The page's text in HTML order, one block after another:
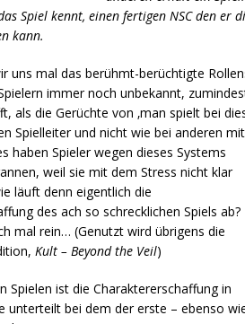
Spiel kennt, einen fertigen NSC den er
kann.
uns mal das berühmt-berüchtigte
immer noch unbekannt,
als die Gerüchte von ‚man spielt bei
Spielleiter und nicht wie bei anderen mit
haben Spieler wegen dieses Systems
weil sie mit dem Stress nicht klar
läuft denn eigentlich die
des ach so schrecklichen Spiels ab?
mal rein… (Genutzt wird übrigens die
Kult – Beyond the Veil)
Spielen ist die Charaktererschaffung in
unterteilt bei dem der erste – ebenso